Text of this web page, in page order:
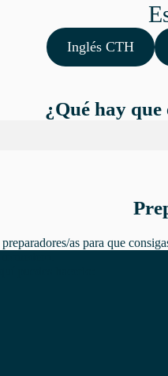
Inglés CTH
¿Qué hay
as para que